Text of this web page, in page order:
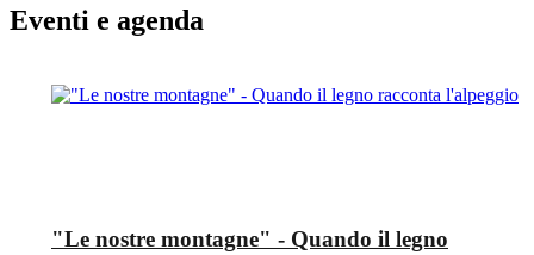
Eventi e agenda
"Le nostre montagne" - Quando il legno